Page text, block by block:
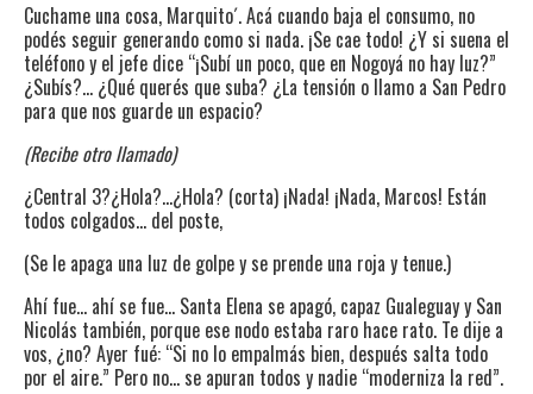
Cuchame una cosa, Marquito´. Acá cuando baja el consumo, no
podés seguir generando como si nada. ¡Se cae todo! ¿Y si suena el
teléfono y el jefe dice “¡Subí un poco, que en Nogoyá no hay luz?”
¿Subís?… ¿Qué querés que suba? ¿La tensión o llamo a San Pedro
para que nos guarde un espacio?
(Recibe otro llamado)
¿Central 3?¿Hola?…¿Hola? (corta) ¡Nada! ¡Nada, Marcos! Están
todos colgados… del poste,
(Se le apaga una luz de golpe y se prende una roja y tenue.)
Ahí fue… ahí se fue… Santa Elena se apagó, capaz Gualeguay y San
Nicolás también, porque ese nodo estaba raro hace rato. Te dije a
vos, ¿no? Ayer fué: “Si no lo empalmás bien, después salta todo
por el aire.” Pero no… se apuran todos y nadie “moderniza la red”.